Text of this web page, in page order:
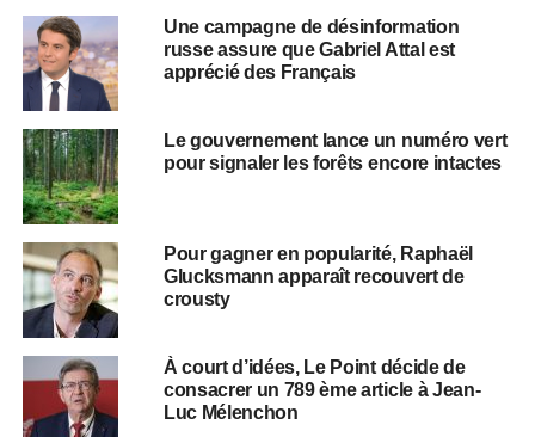
Une campagne de désinformation
russe assure que Gabriel Attal est
apprécié des Français
Le gouvernement lance un numéro vert
pour signaler les forêts encore intactes
Pour gagner en popularité, Raphaël
Glucksmann apparaît recouvert de
crousty
À court d’idées, Le Point décide de
consacrer un 789 ème article à Jean-
Luc Mélenchon